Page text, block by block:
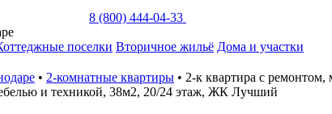
8 (800) 444-04-33
поселки Вторичное жильё Дома и участки
• 2-комнатные квартиры • 2-к квартира с
и техникой, 38м2, 20/24 этаж, ЖК Лучший